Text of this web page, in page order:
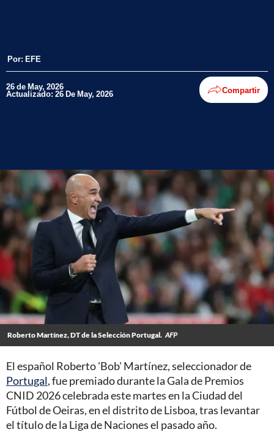
Por: EFE
26 de May, 2026
Actualizado: 26 De May, 2026 Compartir
Roberto Martínez, DT de la Selección Portugal. AFP
El español Roberto 'Bob' Martínez, seleccionador de
Portugal, fue premiado durante la Gala de Premios
CNID 2026 celebrada este martes en la Ciudad del
Fútbol de Oeiras, en el distrito de Lisboa, tras levantar
el título de la Liga de Naciones el pasado año.